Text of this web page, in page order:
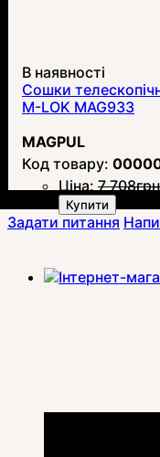
В наявності
Сошки
M-LOK MAG933
MAGPUL
Ціна:7 708
Купити
Задати питання